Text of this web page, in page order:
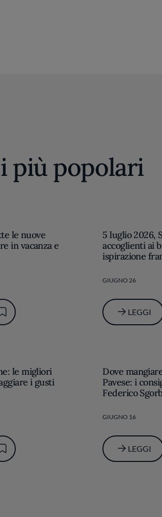
più popolari
le nuove
in vacanza e
5 luglio 2026,
accoglienti ai
ispirazione
GIUGNO 26
LEGGI
le migliori
i gusti
Dove
Pavese: i
Federico
GIUGNO 16
LEGGI